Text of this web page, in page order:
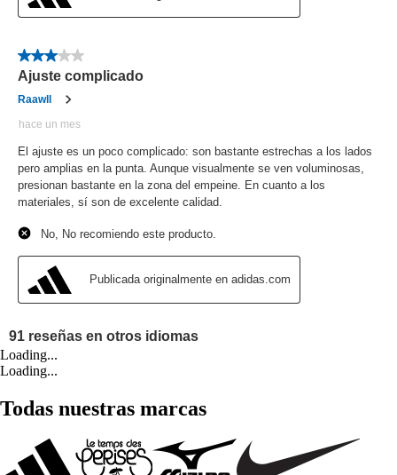
Loading...
Loading...
Todas nuestras marcas